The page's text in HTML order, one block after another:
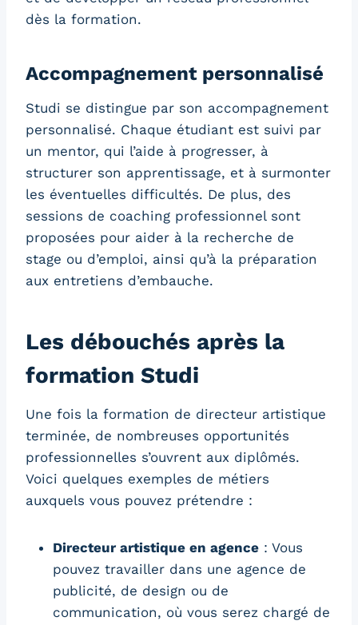
dès la formation.
Accompagnement personnalisé
Studi se distingue par son accompagnement
personnalisé. Chaque étudiant est suivi par
un mentor, qui l’aide à progresser, à
structurer son apprentissage, et à surmonter
les éventuelles difficultés. De plus, des
sessions de coaching professionnel sont
proposées pour aider à la recherche de
stage ou d’emploi, ainsi qu’à la préparation
aux entretiens d’embauche.
Les débouchés après la
formation Studi
Une fois la formation de directeur artistique
terminée, de nombreuses opportunités
professionnelles s’ouvrent aux diplômés.
Voici quelques exemples de métiers
auxquels vous pouvez prétendre :
Directeur artistique en agence : Vous
pouvez travailler dans une agence de
publicité, de design ou de
communication, où vous serez chargé de